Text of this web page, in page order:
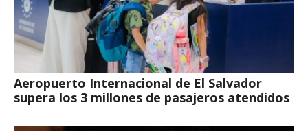
Aeropuerto Internacional de El Salvador
supera los 3 millones de pasajeros atendidos